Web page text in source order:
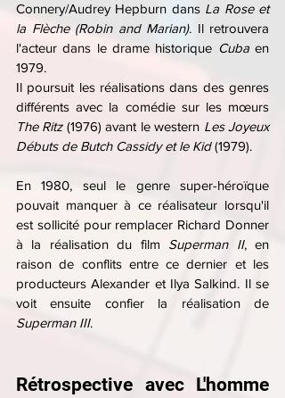
Connery/Audrey Hepburn dans La Rose et
la Flèche (Robin and Marian). Il retrouvera
l'acteur dans le drame historique Cuba en
1979.
Il poursuit les réalisations dans des genres
The Ritz (1976) avant le western Les Joyeux
Débuts de Butch Cassidy et le Kid (1979).
En 1980, seul le genre super-héroïque
pouvait manquer à ce réalisateur lorsqu'il
est sollicité pour remplacer Richard Donner
à la réalisation du film Superman II, en
raison de conflits entre ce dernier et les
producteurs Alexander et Ilya Salkind. Il se
Superman III.
Rétrospective avec L'homme